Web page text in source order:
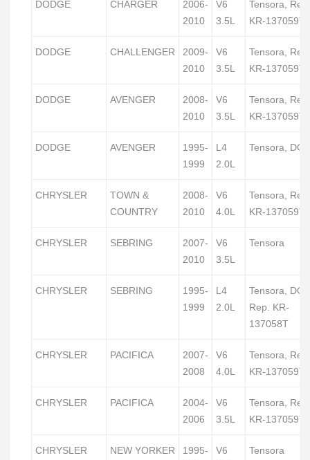
DODGE CHARGER
2006-
2010
V6
3.5L
Tensora, Rep.
KR-137059T
DODGE CHALLENGER
2009-
2010
V6
3.5L
Tensora, Rep.
KR-137059T
DODGE AVENGER
2008-
2010
V6
3.5L
Tensora, Rep.
KR-137059T
DODGE AVENGER
1995-
1999
L4
2.0L
Tensora,
CHRYSLER
TOWN &
COUNTRY
2008-
2010
V6
4.0L
Tensora, Rep.
KR-137059T
CHRYSLER SEBRING
2007-
2010
V6
3.5L
Tensora
CHRYSLER SEBRING
1995-
1999
L4
2.0L
Tensora,
Rep. KR-
137058T
CHRYSLER PACIFICA
2007-
2008
V6
4.0L
Tensora, Rep.
KR-137059T
CHRYSLER PACIFICA
2004-
2006
V6
3.5L
Tensora, Rep.
KR-137059T
CHRYSLER NEW YORKER
1995-
V6
Tensora